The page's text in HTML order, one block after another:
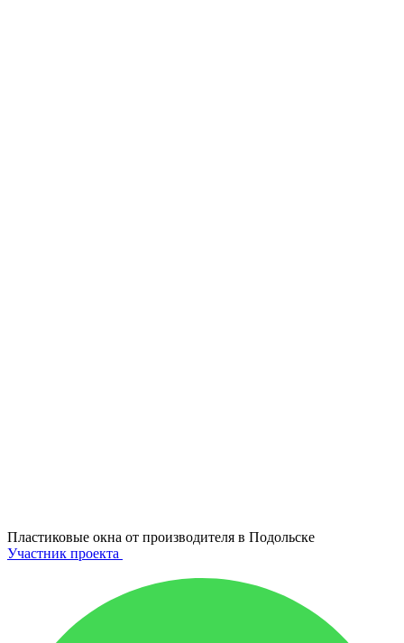
Пластиковые окна от производителя в Подольске
Участник проекта